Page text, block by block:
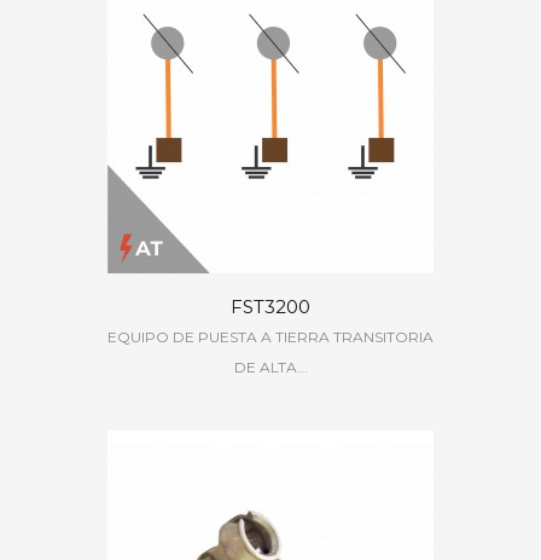
FST3200
EQUIPO DE PUESTA A TIERRA TRANSITORIA
DE ALTA...